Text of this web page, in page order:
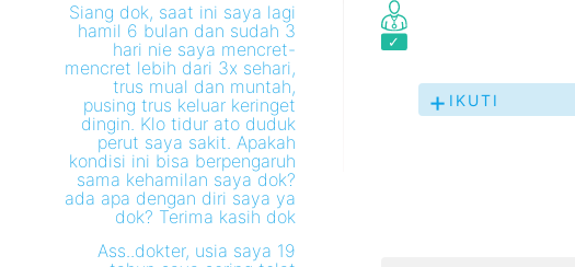
Siang dok, saat ini saya lagi
hamil 6 bulan dan sudah 3
hari nie saya mencret-
mencret lebih dari 3x sehari,
trus mual dan muntah,
pusing trus keluar keringet
dingin. Klo tidur ato duduk
perut saya sakit. Apakah
kondisi ini bisa berpengaruh
sama kehamilan saya dok?
ada apa dengan diri saya ya
dok? Terima kasih dok
Ass..dokter, usia saya 19
IKUTI
PERTANYAAN